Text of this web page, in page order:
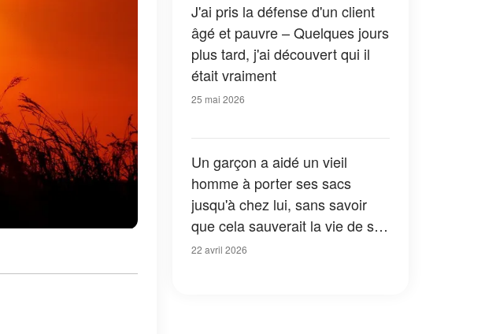
J'ai pris la défense d'un client
âgé et pauvre – Quelques jours
plus tard, j'ai découvert qui il
était vraiment
25 mai 2026
Un garçon a aidé un vieil
homme à porter ses sacs
jusqu'à chez lui, sans savoir
que cela sauverait la vie de sa
mère
22 avril 2026